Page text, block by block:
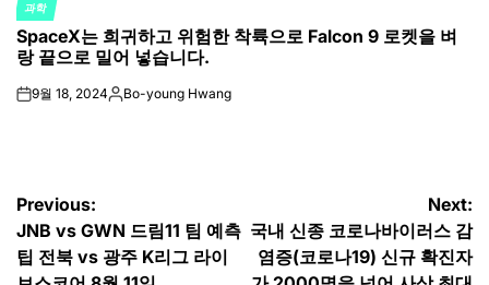
POSTED
IN
과학
SpaceX는 희귀하고 위험한 착륙으로 Falcon 9 로켓을 벼
랑 끝으로 밀어 넣습니다.
on9월 18, 2024Posted
Bo-young Hwang
글
탐
Previous:
JNB vs GWN 드림11 팀 예측
팁 전북 vs 광주 K리그 라이
Next:
국내 신종 코로나바이러스 감
염증(코로나19) 신규 확진자